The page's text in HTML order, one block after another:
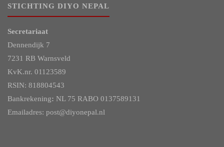
STICHTING DIYO NEPAL
Secretariaat
Dennendijk 7
7231 RB Warnsveld
KvK.nr. 01123589
RSIN: 818804543
Bankrekening: NL 75 RABO 0137589131
Emailadres: post@diyonepal.nl